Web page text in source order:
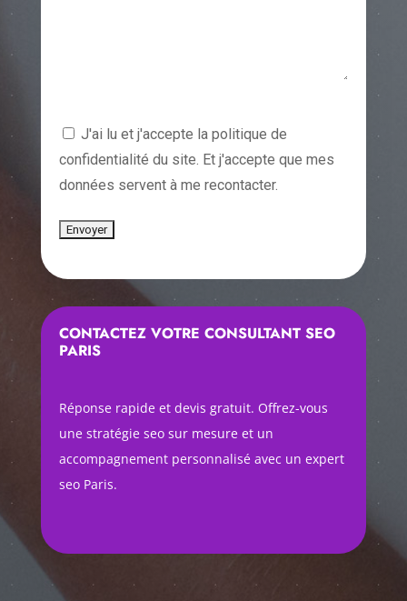
J'ai lu et j'accepte la politique de
confidentialité du site. Et j'accepte que mes
données servent à me recontacter.
CONTACTEZ VOTRE CONSULTANT SEO
PARIS
Réponse rapide et devis gratuit. Offrez-vous
une stratégie seo sur mesure et un
accompagnement personnalisé avec un expert
seo Paris.